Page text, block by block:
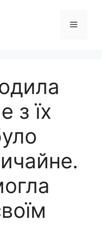
Menu
з їх